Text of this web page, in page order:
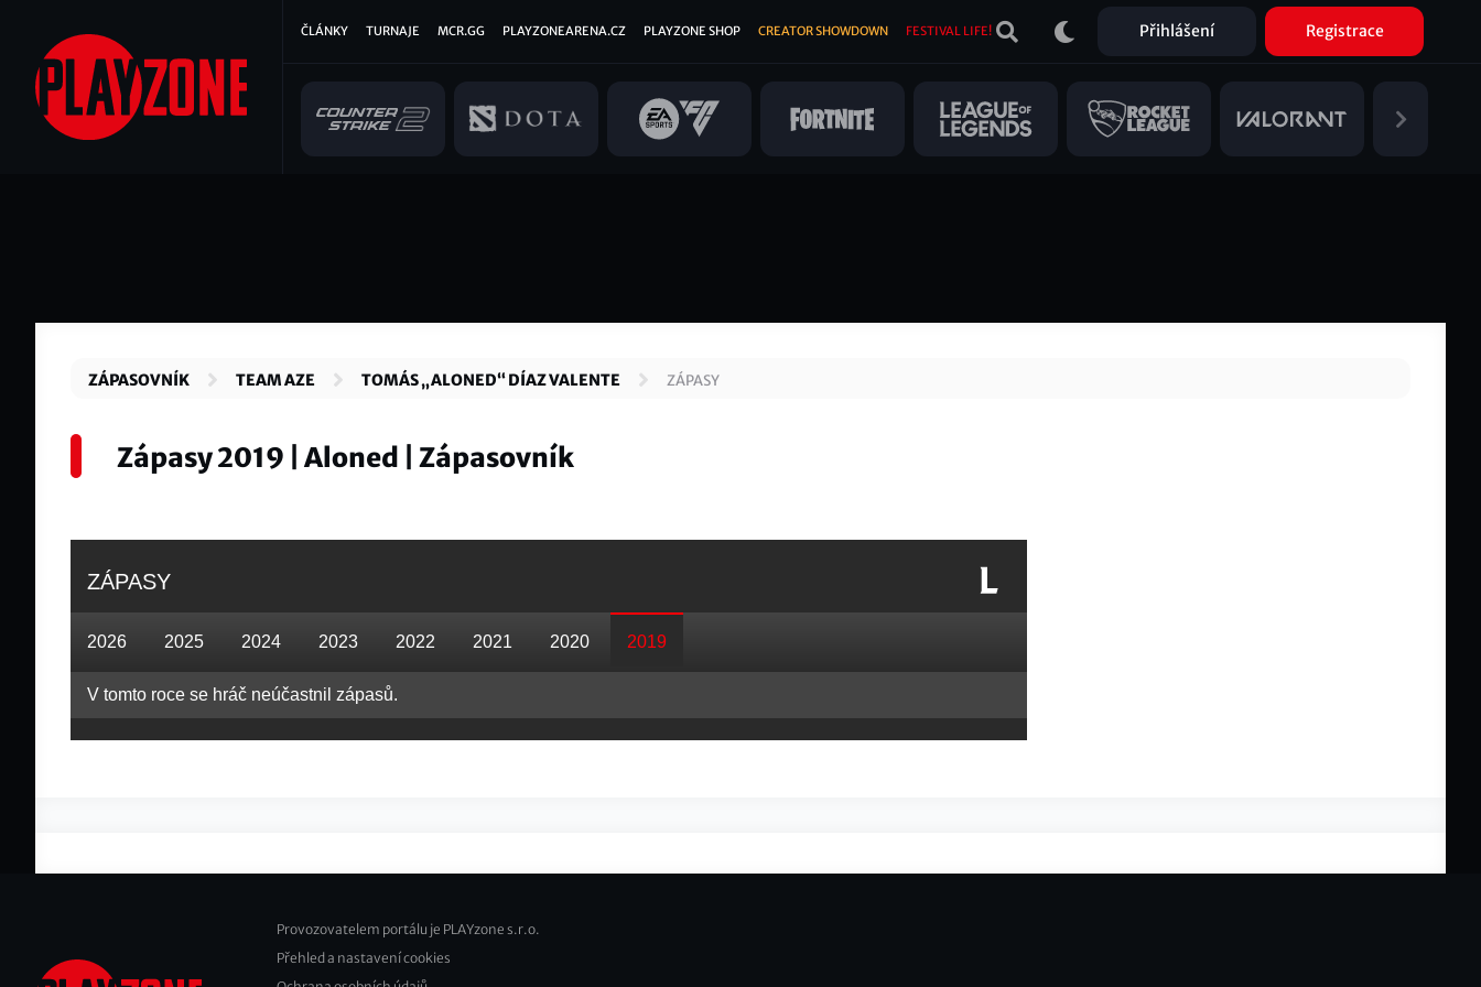
hlavnímu
obsahu
Přihlášení Registrace
Hlavní
ČLÁNKY TURNAJE MCR.GG PLAYZONEARENA.CZ PLAYZONE SHOP CREATOR SHOWDOWN FESTIVAL LIFE!
ZÁPASOVNÍK TEAM AZE TOMÁS „ALONED“ DÍAZ VALENTE ZÁPASY
Zápasy 2019 | Aloned | Zápasovník
ZÁPASY
2026 2025 2024 2023 2022 2021 2020 2019
V tomto roce se hráč neúčastnil zápasů.
Footer
Provozovatelem portálu je PLAYzone s.r.o.
Přehled a nastavení cookies